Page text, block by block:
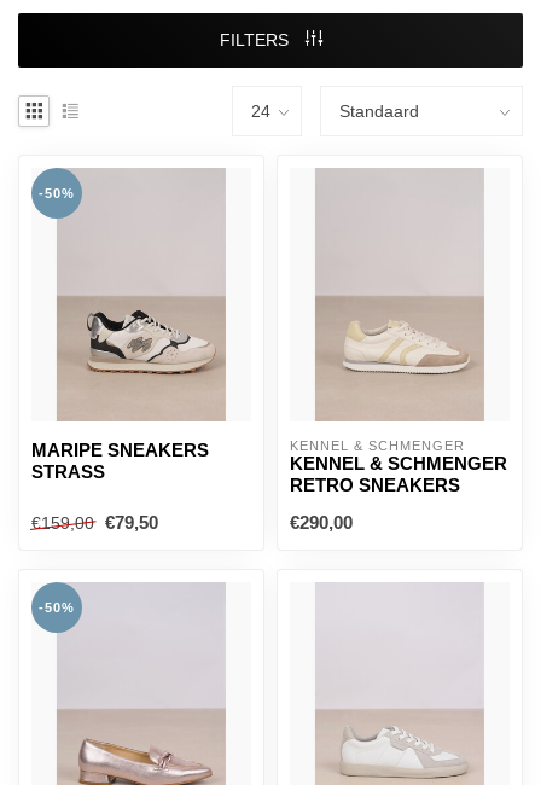
FILTERS
-50%
MARIPE SNEAKERS
STRASS
€159,00 €79,50
KENNEL & SCHMENGER
KENNEL & SCHMENGER
RETRO SNEAKERS
€290,00
-50%